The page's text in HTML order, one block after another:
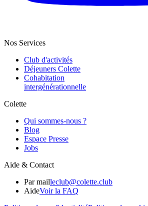
Nos Services
Club d'activités
Déjeuners Colette
Cohabitation
intergénération­nelle
Colette
Qui sommes-nous ?
Blog
Espace Presse
Jobs
Aide & Contact
Par mailleclub@colette.club
AideVoir la FAQ